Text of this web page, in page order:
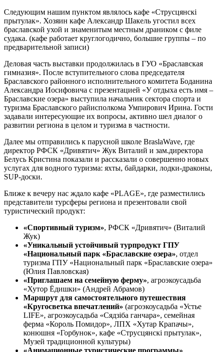
Следующим нашим пунктом являлось кафе «Струсцянскі
прытулак». Хозяин кафе Александр Шакель угостил всех
браславской ухой и знаменитым местным драником с филе
судака. (кафе работает круглогодично, большие группы – по
предварительной записи)
Деловая часть выставки продолжилась в ГУО «Браславская
гимназия». После вступительного слова председателя
Браславского районного исполнительного комитета Боданина
Александра Иосифовича с презентацией «У отдыха есть имя –
Браславские озера» выступила начальник сектора спорта и
туризма Браславского райисполкома Умпирович Ирина. Гости
задавали интересующие их вопросы, активно шел диалог о
развитии региона в целом и туризма в частности.
Далее мы отправились к парусной школе BraslaWave, где
директор РФСК «Дривятич» Жук Виталий и зам.директора
Белусь Кристина показали и рассказали о совершенно новых
услугах для водного туризма: яхты, байдарки, лодки-драконы,
SUP-доски.
Ближе к вечеру нас ждало кафе «PLAGE», где разместились
представители турсферы региона и презентовали свой
туристический продукт:
«Спортивный туризм», РФСК «Дривятич» (Виталий
Жук)
«Уникальный устойчивый турпродукт ГПУ
«Национальный парк «Браславские озера», отдел
туризма ГПУ «Национальный парк «Браславские озера»
(Юлия Павловская)
«Приглашаем на семейную ферму», агроэкоусадьба
«Хутор Ёдишки» (Андрей Абрамов)
Маршрут для самостоятельного путешествия
«Кругосветка впечатлений» (агроэкоусадьба «Устье
LIFE», агроэкоусадьба «Сядзіба ганчара», семейная
ферма «Король Помидор», ЛПХ «Хутар Крапачы»,
конюшня «Горбунок», кафе «Струсцянскі прытулак»,
Музей традиционной культуры)
«Анимационные туристические программы»